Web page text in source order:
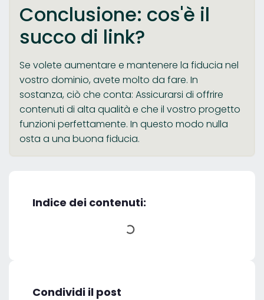
Conclusione: cos'è il
succo di link?
Se volete aumentare e mantenere la fiducia nel
vostro dominio, avete molto da fare. In
sostanza, ciò che conta: Assicurarsi di offrire
contenuti di alta qualità e che il vostro progetto
funzioni perfettamente. In questo modo nulla
osta a una buona fiducia.
Indice dei contenuti:
Condividi il post